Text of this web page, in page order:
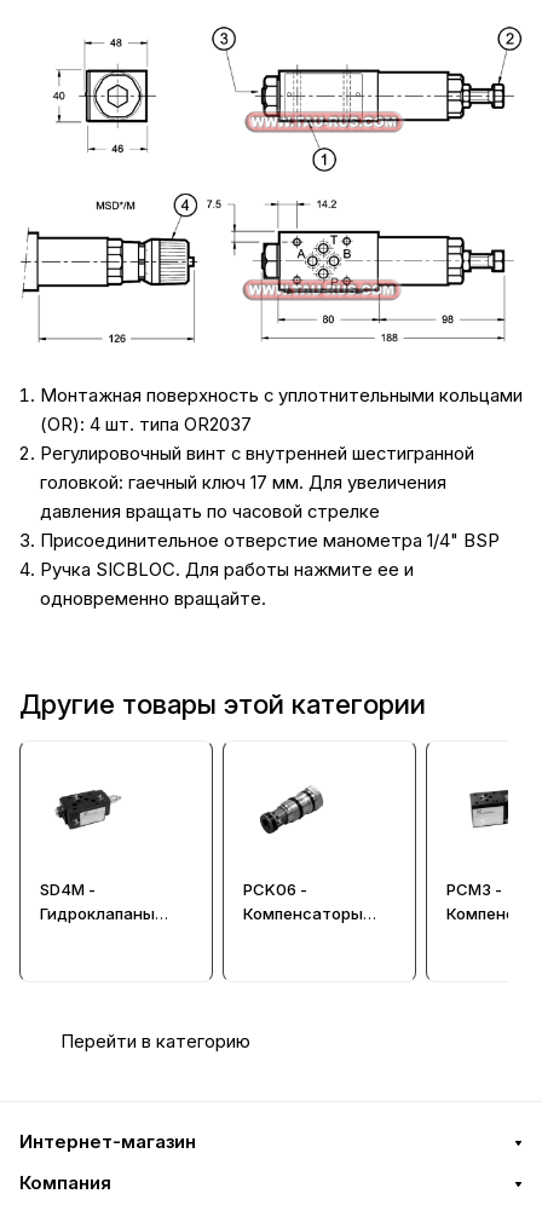
Монтажная поверхность с уплотнительными кольцами
(OR): 4 шт. типа OR2037
Регулировочный винт с внутренней шестигранной
головкой: гаечный ключ 17 мм. Для увеличения
давления вращать по часовой стрелке
Присоединительное отверстие манометра 1/4" BSP
Ручка SICBLOC. Для работы нажмите ее и
одновременно вращайте.
Другие товары этой категории
SD4M -
Гидроклапаны
PCK06 -
Компенсаторы
PCM3 -
Перейти в категорию
Интернет-магазин
Компания